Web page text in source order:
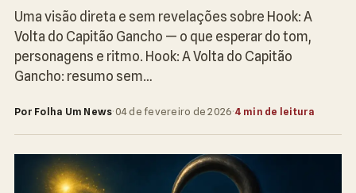
Uma visão direta e sem revelações sobre Hook: A
Volta do Capitão Gancho — o que esperar do tom,
personagens e ritmo. Hook: A Volta do Capitão
Gancho: resumo sem…
Por Folha Um News·04 de fevereiro de 2026·4 min de leitura